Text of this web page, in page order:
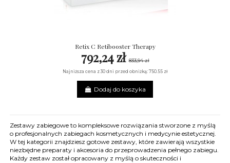
Retix C Retibooster Therapy
792,24 zł833,94 zł
Najniższa cena z 30 dni przed obniżką: 750.55 zł
Dodaj do koszyka
Zestawy zabiegowe to kompleksowe rozwiązania stworzone z myślą
o profesjonalnych zabiegach kosmetycznych i medycynie estetycznej.
W tej kategorii znajdziesz gotowe zestawy, które zawierają wszystkie
niezbędne preparaty i akcesoria do przeprowadzenia pełnego zabiegu.
Każdy zestaw został opracowany z myślą o skuteczności i